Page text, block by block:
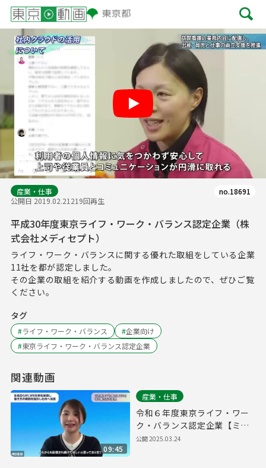
Play
産業・仕事
公開日 2019.02.21219回再生
no.18691
平成30年度東京ライフ・ワーク・バランス認定企業（株
式会社メディセプト）
ライフ・ワーク・バランスに関する優れた取組をしている企業
11社を都が認定しました。
その企業の取組を紹介する動画を作成しましたので、ぜひご覧
ください。
タグ
#ライフ・ワーク・バランス #企業向け
#東京ライフ・ワーク・バランス認定企業
関連動画
09:45
産業・仕事
令和６年度東京ライフ・ワー
ク・バランス認定企業【ミラ
イウェブ株式会社】
公開2025.03.24